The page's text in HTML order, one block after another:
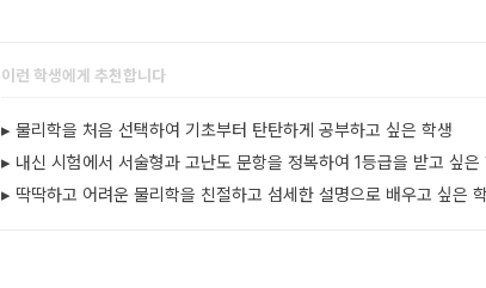
이런 학생에게 추천합니다
▸ 물리학을 처음 선택하여 기초부터 탄탄하게 공부하고 싶은 학생
▸ 내신 시험에서 서술형과 고난도 문항을 정복하여 1등급을 받고 싶은
▸ 딱딱하고 어려운 물리학을 친절하고 섬세한 설명으로 배우고 싶은